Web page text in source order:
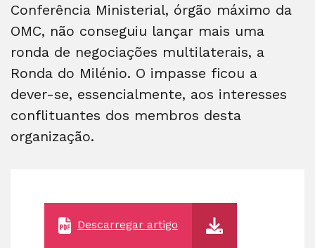
Conferência Ministerial, órgão máximo da
OMC, não conseguiu lançar mais uma
ronda de negociações multilaterais, a
Ronda do Milénio. O impasse ficou a
dever-se, essencialmente, aos interesses
conflituantes dos membros desta
organização.
Descarregar artigo